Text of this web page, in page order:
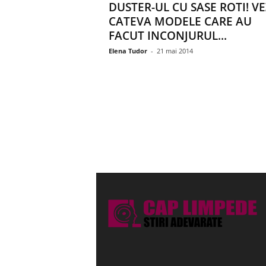
DUSTER-UL CU SASE ROTI!
CATEVA MODELE CARE AU
FACUT INCONJURUL...
Elena Tudor - 21 mai 2014